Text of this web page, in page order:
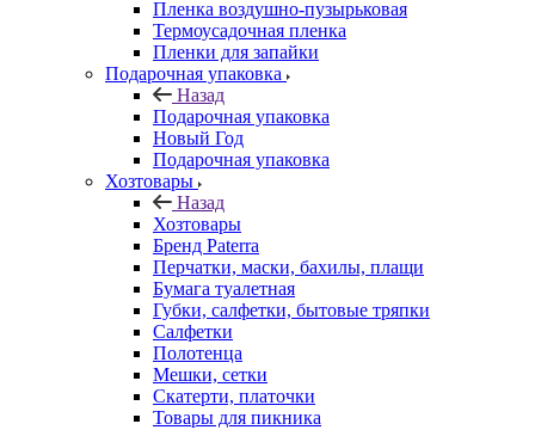
Пленка воздушно-пузырьковая
Термоусадочная пленка
Пленки для запайки
Подарочная упаковка
Назад
Подарочная упаковка
Новый Год
Подарочная упаковка
Хозтовары
Назад
Хозтовары
Бренд Paterra
Перчатки, маски, бахилы, плащи
Бумага туалетная
Губки, салфетки, бытовые тряпки
Салфетки
Полотенца
Мешки, сетки
Скатерти, платочки
Товары для пикника